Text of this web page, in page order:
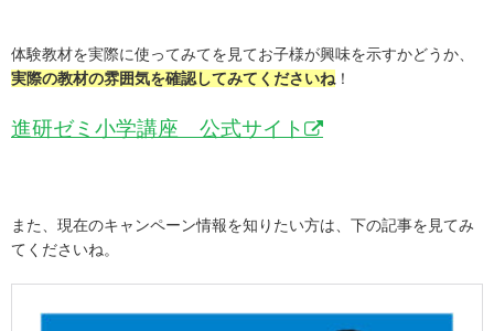
体験教材を実際に使ってみてを見てお子様が興味を示すかどうか、
実際の教材の雰囲気を確認してみてくださいね ！
進研ゼミ小学講座 公式サイト
また、現在のキャンペーン情報を知りたい方は、下の記事を見てみ
てくださいね。